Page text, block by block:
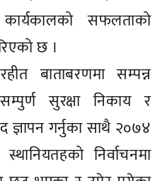
सफलताको
छ ।
बाताबरणमा सम्पन्न
सुरक्षा निकाय र
ज्ञापन गर्नुका साथै २०७४
निर्वाचनमा